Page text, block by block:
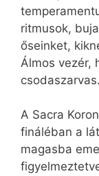
ritmusok,
őseinket,
Álmos vezér,
csodaszarvas.
A Sacra
fináléban a
magasba